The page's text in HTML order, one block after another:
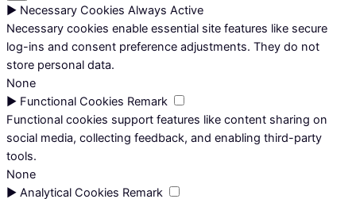
► Necessary Cookies Always Active
Necessary cookies enable essential site features like secure
log-ins and consent preference adjustments. They do not
store personal data.
None
► Functional Cookies Remark
Functional cookies support features like content sharing on
social media, collecting feedback, and enabling third-party
tools.
None
► Analytical Cookies Remark